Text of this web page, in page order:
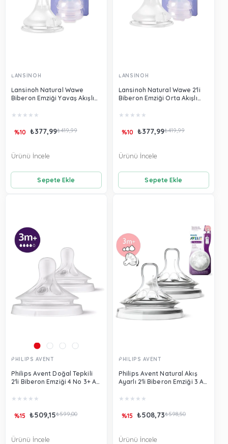
LANSİNOH
Lansinoh Natural Wawe
Biberon Emziği Yavaş Akışlı
★ ★ ★ ★ ★
₺377,99₺419,99
%10
Sepete Ekle
Ürünü İncele
LANSİNOH
Lansinoh Natural Wawe 2'li
Biberon Emziği Orta Akışlı
★ ★ ★ ★ ★
₺377,99₺419,99
%10
Sepete Ekle
Ürünü İncele
PHILIPS AVENT
Philips Avent Doğal Tepkili
2'li Biberon Emziği 4 No 3+ Ay
★ ★ ★ ★ ★
₺509,15₺599,00
%15
Ürünü İncele
PHILIPS AVENT
Philips Avent Natural Akış
Ayarlı 2'li Biberon Emziği 3 Ay
★ ★ ★ ★ ★
₺508,73₺598,50
%15
Ürünü İncele